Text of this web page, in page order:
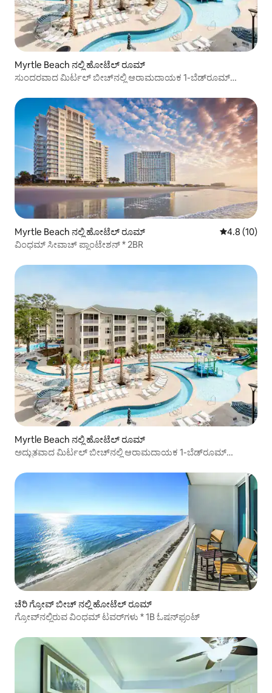
Myrtle Beach ನಲ್ಲಿ ಹೋಟೆಲ್ ರೂಮ್
ಸುಂದರವಾದ ಮಿರ್ಟಲ್ ಬೀಚ್‌ನಲ್ಲಿ ಆರಾಮದಾಯಕ 1-ಬೆಡ್‌ರೂಮ್
Myrtle Beach ನಲ್ಲಿ ಹೋಟೆಲ್ ರೂಮ್ 5 ರಲ್ಲಿ 4.8
4.8 (10)
ವಿಂಧಮ್ ಸೀವಾಚ್ ಪ್ಲಾಂಟೇಶನ್ * 2BR
Myrtle Beach ನಲ್ಲಿ ಹೋಟೆಲ್ ರೂಮ್
ಅದ್ಭುತವಾದ ಮಿರ್ಟಲ್ ಬೀಚ್‌ನಲ್ಲಿ ಆರಾಮದಾಯಕ 1-ಬೆಡ್‌ರೂಮ್
ಚೆರಿ ಗ್ರೋವ್ ಬೀಚ್ ನಲ್ಲಿ ಹೋಟೆಲ್ ರೂಮ್
ಗ್ರೋವ್‌ನಲ್ಲಿರುವ ವಿಂಧಮ್ ಟವರ್‌ಗಳು * 1B ಓಷನ್‌ಫ್ರಂಟ್